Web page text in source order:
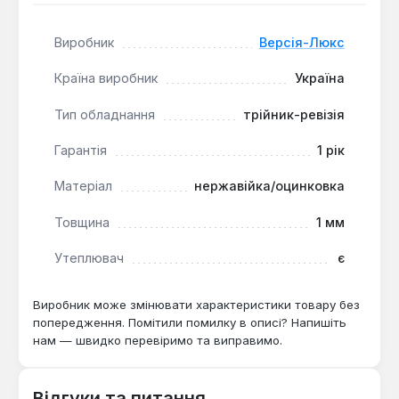
Доступ для обслуговування: ревізійний отвір
демонтажу конструкції.
для монтажу в системах димовидалення
приватних будинків, лазень і виробничих
приміщень. Виробництво — Україна. Гарантія 1 рік,
доставка по Україні.
патрубком 180 мм?
Так — діаметр 180 мм відповідає
стандартному виходу більшості
Виробник Версія-Люкс
Країна виробник Україна
Тип обладнання трійник-ревізія
Гарантія 1 рік
Матеріал нержавійка/оцинковка
Товщина 1 мм
Утеплювач є
Виробник може змінювати характеристики товару без
попередження. Помітили помилку в описі? Напишіть
нам — швидко перевіримо та виправимо.